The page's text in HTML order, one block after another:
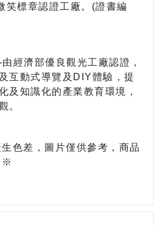
標章認證工廠。(證書編
經濟部優良觀光工廠認證，
互動式導覽及DIY體驗，提
及知識化的產業教育環境，
。
色差，圖片僅供參考，商品
※